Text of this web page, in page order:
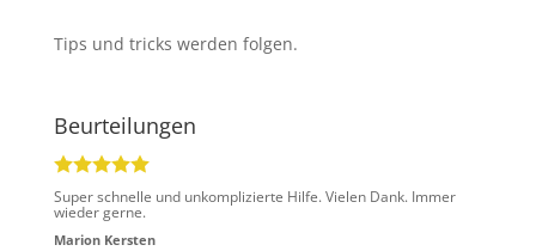
Tips und tricks werden folgen.
Beurteilungen
Super schnelle und unkomplizierte Hilfe. Vielen Dank. Immer
wieder gerne.
Marion Kersten